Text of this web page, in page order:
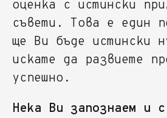
оценка с истински
съвети. Това е един
ще Ви бъде истински
искате да развиете
успешно.
Нека Ви запознаем и с